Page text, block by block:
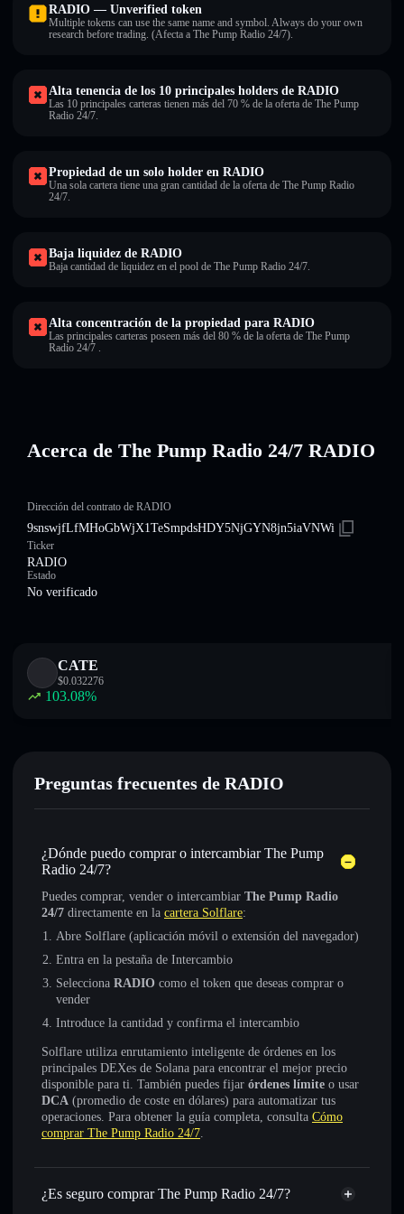
RADIO — Unverified token
Multiple tokens can use the same name and symbol. Always do your own
research before trading. (Afecta a The Pump Radio 24/7).
Alta tenencia de los 10 principales holders de RADIO
Las 10 principales carteras tienen más del 70 % de la oferta de The Pump
Radio 24/7.
Propiedad de un solo holder en RADIO
Una sola cartera tiene una gran cantidad de la oferta de The Pump Radio
24/7.
Baja liquidez de RADIO
Baja cantidad de liquidez en el pool de The Pump Radio 24/7.
Alta concentración de la propiedad para RADIO
Las principales carteras poseen más del 80 % de la oferta de The Pump
Radio 24/7 .
Acerca de The Pump Radio 24/7 RADIO
Dirección del contrato de RADIO
9snswjfLfMHoGbWjX1TeSmpdsHDY5NjGYN8jn5iaVNWi
Ticker
RADIO
Estado
No verificado
CATE
$0.032276
103.08%
Preguntas frecuentes de RADIO
¿Dónde puedo comprar o intercambiar The Pump
Radio 24/7?
Puedes comprar, vender o intercambiar The Pump Radio
24/7 directamente en la cartera Solflare:
Abre Solflare (aplicación móvil o extensión del navegador)
Entra en la pestaña de Intercambio
Selecciona RADIO como el token que deseas comprar o
vender
Introduce la cantidad y confirma el intercambio
Solflare utiliza enrutamiento inteligente de órdenes en los
principales DEXes de Solana para encontrar el mejor precio
disponible para ti. También puedes fijar órdenes límite o usar
DCA (promedio de coste en dólares) para automatizar tus
operaciones. Para obtener la guía completa, consulta Cómo
comprar The Pump Radio 24/7.
¿Es seguro comprar The Pump Radio 24/7?